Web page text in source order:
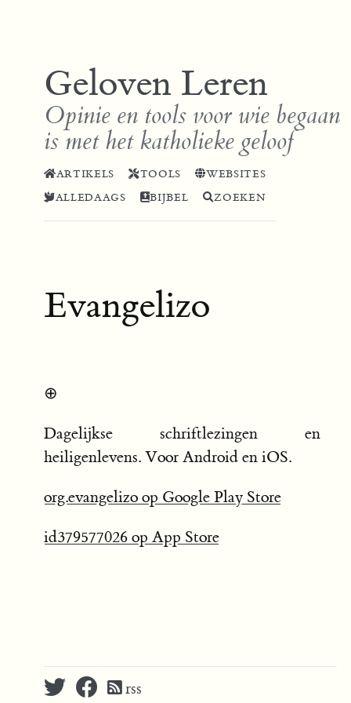
Geloven Leren
Opinie en tools voor wie begaan
is met het katholieke geloof
ARTIKELS TOOLS
WEBSITES
ALLEDAAGS
BIJBEL ZOEKEN
Evangelizo
⊕
Dagelijkse schriftlezingen en
heiligenlevens. Voor Android en iOS.
org.evangelizo op Google Play Store
id379577026 op App Store
rss